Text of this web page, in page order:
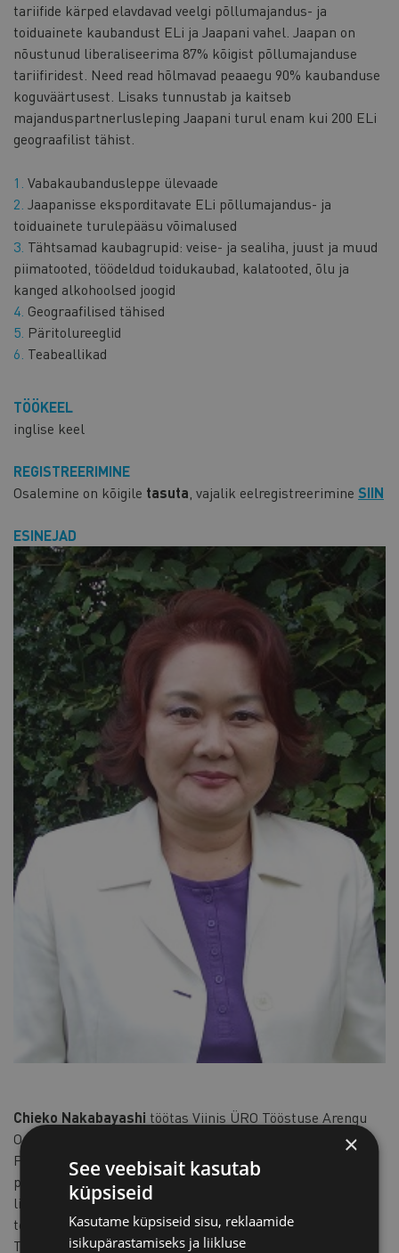
tariifide kärped elavdavad veelgi põllumajandus- ja
toiduainete kaubandust ELi ja Jaapani vahel. Jaapan on
nõustunud liberaliseerima 87% kõigist põllumajanduse
tariifiridest. Need read hõlmavad peaaegu 90% kaubanduse
koguväärtusest. Lisaks tunnustab ja kaitseb
majanduspartnerlusleping Jaapani turul enam kui 200 ELi
geograafilist tähist.
Vabakaubandusleppe ülevaade
Jaapanisse eksporditavate ELi põllumajandus- ja
toiduainete turulepääsu võimalused
Tähtsamad kaubagrupid: veise- ja sealiha, juust ja muud
piimatooted, töödeldud toidukaubad, kalatooted, õlu ja
kanged alkohoolsed joogid
Geograafilised tähised
Päritolureeglid
Teabeallikad
TÖÖKEEL
inglise keel
REGISTREERIMINE
Osalemine on kõigile tasuta, vajalik eelregistreerimine SIIN
ESINEJAD
Chieko Nakabayashi töötas Viinis ÜRO Tööstuse Arengu
Organisatsioonis (UNIDO) ja Roomas ÜRO Toidu- ja
Põllumajandusorganisatsioonis (FAO), samuti Jaapani ODA
programmide jaoks Jaapani valitsusasutustes. Ta on
litsentseeritud ärijuhtimise lektor tootmis- ja
teenindusettevõtetele. Praegu töötab ta Brüsselis ja
Tokyos nõustamise ja koolituse alal.
×
See veebisait kasutab
küpsiseid
Kasutame küpsiseid sisu, reklaamide
isikupärastamiseks ja liikluse